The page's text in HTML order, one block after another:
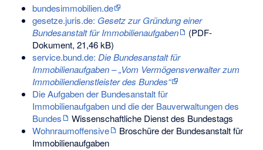
bundesimmobilien.de
gesetze.juris.de: Gesetz zur Gründung einer
Bundesanstalt für Immobilienaufgaben
(PDF-
Dokument, 21,46 kB)
service.bund.de: Die Bundesanstalt für
Immobilienaufgaben – „Vom Vermögensverwalter zum
Immobiliendienstleister des Bundes“
Die Aufgaben der Bundesanstalt für
Immobilienaufgaben und die der Bauverwaltungen des
Bundes
Wissenschaftliche Dienst des Bundestags
Wohnraumoffensive
Broschüre der Bundesanstalt für
Immobilienaufgaben